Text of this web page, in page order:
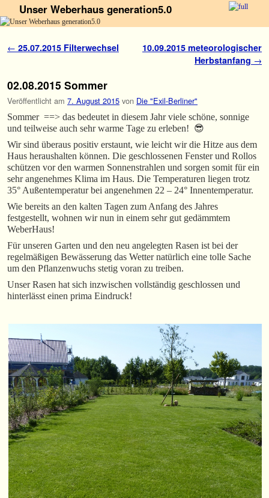
Unser Weberhaus generation5.0
Artikelnavigation
← 25.07.2015 Filterwechsel
10.09.2015 meteorologischer
Herbstanfang →
02.08.2015 Sommer
Veröffentlicht am 7. August 2015 von Die "Exil-Berliner"
Sommer ==> das bedeutet in diesem Jahr viele schöne, sonnige
und teilweise auch sehr warme Tage zu erleben! 😎
Wir sind überaus positiv erstaunt, wie leicht wir die Hitze aus dem
Haus heraushalten können. Die geschlossenen Fenster und Rollos
schützen vor den warmen Sonnenstrahlen und sorgen somit für ein
sehr angenehmes Klima im Haus. Die Temperaturen liegen trotz
35° Außentemperatur bei angenehmen 22 – 24° Innentemperatur.
Wie bereits an den kalten Tagen zum Anfang des Jahres
festgestellt, wohnen wir nun in einem sehr gut gedämmtem
WeberHaus!
Für unseren Garten und den neu angelegten Rasen ist bei der
regelmäßigen Bewässerung das Wetter natürlich eine tolle Sache
um den Pflanzenwuchs stetig voran zu treiben.
Unser Rasen hat sich inzwischen vollständig geschlossen und
hinterlässt einen prima Eindruck!